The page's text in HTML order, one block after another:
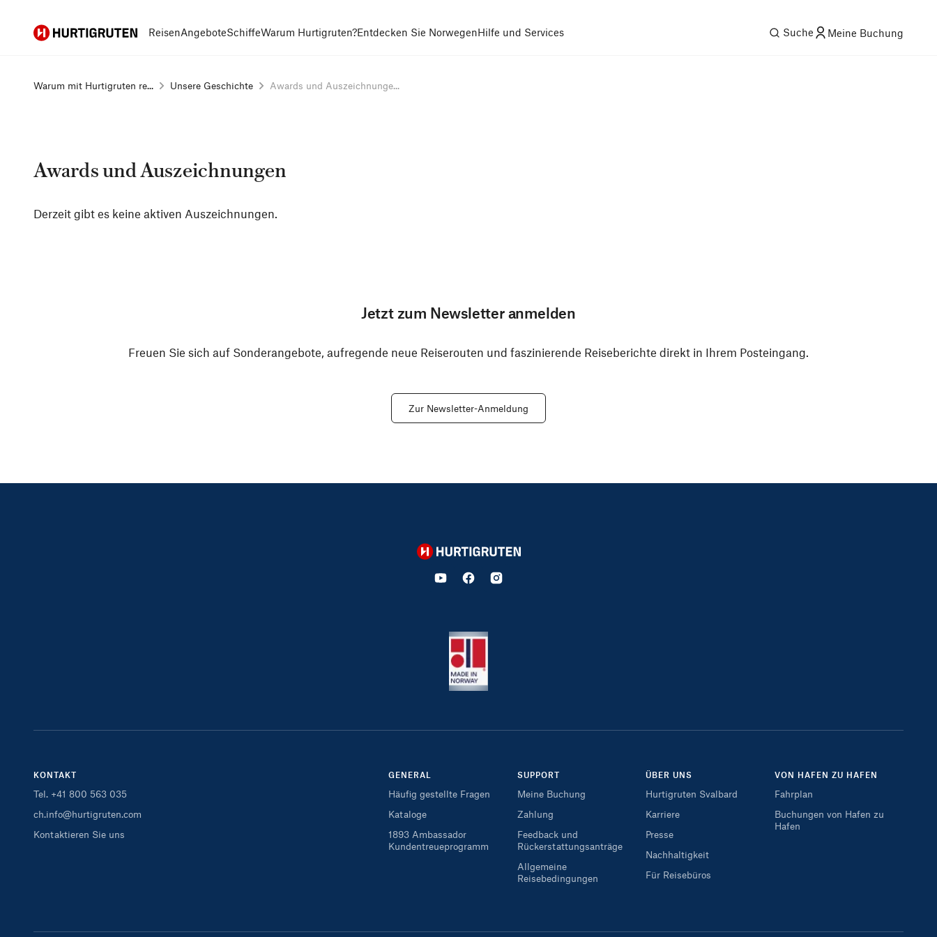
Hurtigruten ReisenAngeboteSchiffeWarum Hurtigruten?Entdecken Sie NorwegenHilfe und Services Suche Meine Buchung
Warum mit Hurtigruten re... Unsere Geschichte Awards und Auszeichnunge...
Awards und Auszeichnungen
Derzeit gibt es keine aktiven Auszeichnungen.
Jetzt zum Newsletter anmelden
Freuen Sie sich auf Sonderangebote, aufregende neue Reiserouten und faszinierende Reiseberichte direkt in Ihrem Posteingang.
Zur Newsletter-Anmeldung
Hurtigruten
KONTAKT
Tel. +41 800 563 035
ch.info@hurtigruten.com
Kontaktieren Sie uns
GENERAL
Häufig gestellte Fragen
Kataloge
1893 Ambassador
Kundentreueprogramm
SUPPORT
Meine Buchung
Zahlung
Feedback und
Rückerstattungsanträge
Allgemeine
Reisebedingungen
ÜBER UNS
Hurtigruten Svalbard
Karriere
Presse
Nachhaltigkeit
Für Reisebüros
VON HAFEN ZU HAFEN
Fahrplan
Buchungen von Hafen zu
Hafen